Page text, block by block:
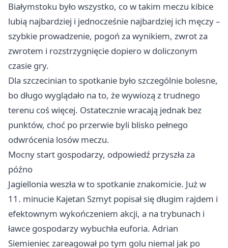
Białymstoku było wszystko, co w takim meczu kibice
lubią najbardziej i jednocześnie najbardziej ich męczy –
szybkie prowadzenie, pogoń za wynikiem, zwrot za
zwrotem i rozstrzygnięcie dopiero w doliczonym
czasie gry.
Dla szczecinian to spotkanie było szczególnie bolesne,
bo długo wyglądało na to, że wywiozą z trudnego
terenu coś więcej. Ostatecznie wracają jednak bez
punktów, choć po przerwie byli blisko pełnego
odwrócenia losów meczu.
Mocny start gospodarzy, odpowiedź przyszła za
późno
Jagiellonia weszła w to spotkanie znakomicie. Już w
11. minucie Kajetan Szmyt popisał się długim rajdem i
efektownym wykończeniem akcji, a na trybunach i
ławce gospodarzy wybuchła euforia. Adrian
Siemieniec zareagował po tym golu niemal jak po